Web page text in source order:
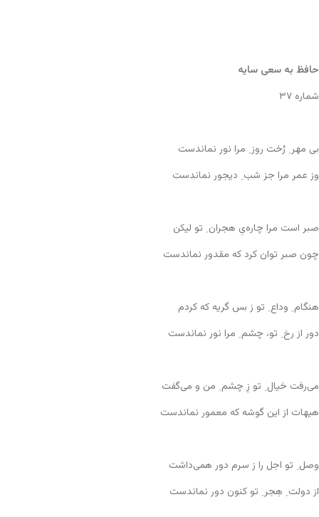
حافظ به سعی سایه
شماره ۳۷
بی مهر ِ رُخت روز ِ مرا نور نماندست
وز عمر مرا جز شب ِ دیجور نماندست
صبر است مرا چاره‌یِ هجران ِ تو لیکن
چون صبر توان کرد که مقدور نماندست
هنگام ِ وداع ِ تو ز بس گریه که کردم
دور از رخ ِ تو، چشم ِ مرا نور نماندست
می‌رفت خیال ِ تو زِ چشم ِ من و می‌گفت
هیهات از این گوشه که معمور نماندست
وصل ِ تو اجل را ز سرم دور همی‌داشت
از دولت ِ هِجر ِ تو کنون دور نماندست